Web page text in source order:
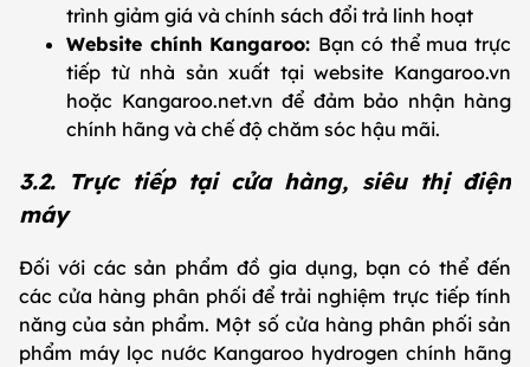
trình giảm giá và chính sách đổi trả linh hoạt
Website chính Kangaroo: Bạn có thể mua trực
tiếp từ nhà sản xuất tại website Kangaroo.vn
hoặc Kangaroo.net.vn để đảm bảo nhận hàng
chính hãng và chế độ chăm sóc hậu mãi.
3.2. Trực tiếp tại cửa hàng, siêu thị điện
máy
Đối với các sản phẩm đồ gia dụng, bạn có thể đến
các cửa hàng phân phối để trải nghiệm trực tiếp tính
năng của sản phẩm. Một số cửa hàng phân phối sản
phẩm máy lọc nước Kangaroo hydrogen chính hãng